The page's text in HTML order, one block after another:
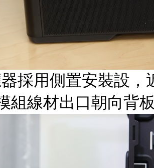
採用側置安裝設
組線材出口朝向背